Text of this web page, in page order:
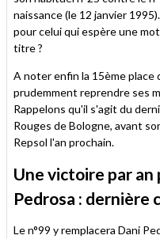
naissance (le 12 janvier
pour celui qui espère une
titre ?
A noter enfin la 15ème place
prudemment reprendre ses
Rappelons qu'il s'agit du
Rouges de Bologne, avant
Repsol l'an prochain.
Une victoire par an
Pedrosa : dernière
Le n°99 y remplacera Dani